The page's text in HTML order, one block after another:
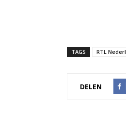
TAGS RTL
DELEN